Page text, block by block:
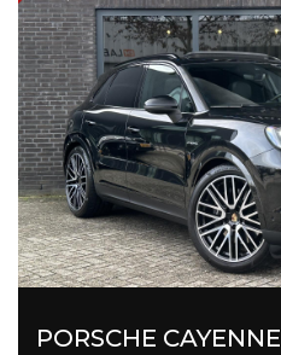
PORSCHE CAYENNE